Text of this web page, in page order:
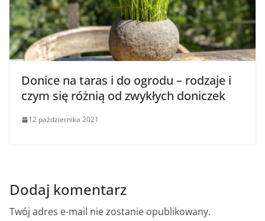
Donice na taras i do ogrodu – rodzaje i
czym się różnią od zwykłych doniczek
12 października 2021
Dodaj komentarz
Twój adres e-mail nie zostanie opublikowany.